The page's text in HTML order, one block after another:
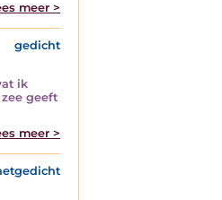
meer >
gedicht
ik
geeft
meer >